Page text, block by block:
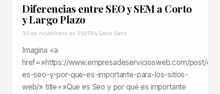
Diferencias entre SEO y SEM a Corto
y Largo Plazo
30 de noviembre de 2025By Deivi Sanz
Imagina <a
href=»https://www.empresadeserviciosweb.com/post/
es-seo-y-por-que-es-importante-para-los-sitios-
web/» title=»Que es Seo y por qué es importante